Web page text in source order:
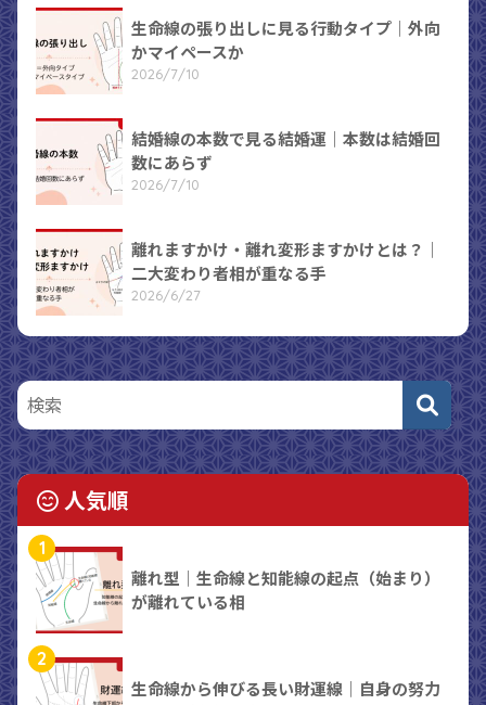
生命線の張り出しに見る行動タイプ｜外向
かマイペースか
2026/7/10
結婚線の本数で見る結婚運｜本数は結婚回
数にあらず
2026/7/10
離れますかけ・離れ変形ますかけとは？｜
二大変わり者相が重なる手
2026/6/27
人気順
1
離れ型｜生命線と知能線の起点（始まり）
が離れている相
2
生命線から伸びる長い財運線｜自身の努力